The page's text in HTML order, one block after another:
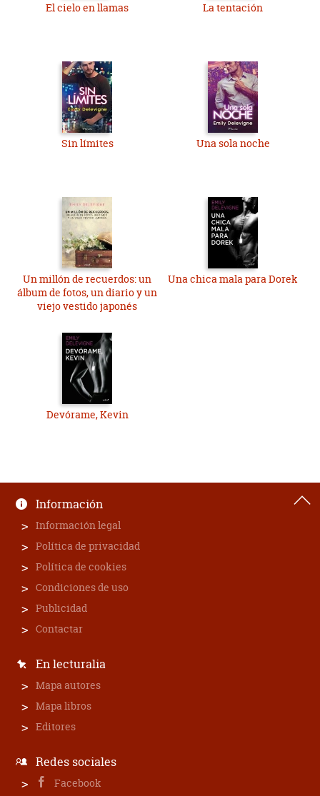
El cielo en llamas La tentación
Sin límites Una sola noche
Un millón de recuerdos: un
álbum de fotos, un diario y un
viejo vestido japonés
Una chica mala para Dorek
Devórame, Kevin
Información
Información legal
Política de privacidad
Política de cookies
Condiciones de uso
Publicidad
Contactar
En lecturalia
Mapa autores
Mapa libros
Editores
Redes sociales
Facebook